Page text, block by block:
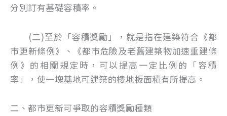
分別訂有基礎容積率。
(二)至於「容積獎勵」，就是指在建築符合《都
市更新條例》、《都市危險及老舊建築物加速重建條
例》的相關規定時，可以提高一定比例的「容積
率」，使一塊基地可建築的樓地板面積有所提高。
二、都市更新可爭取的容積獎勵種類